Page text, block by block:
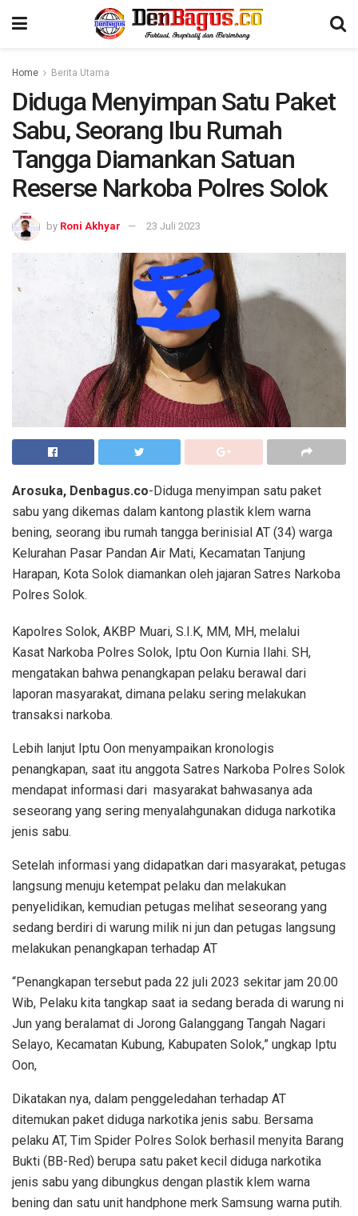
Home Berita Utama
Diduga Menyimpan Satu Paket
Sabu, Seorang Ibu Rumah
Tangga Diamankan Satuan
Reserse Narkoba Polres Solok
by Roni Akhyar 23 Juli 2023
Arosuka, Denbagus.co-Diduga menyimpan satu paket
sabu yang dikemas dalam kantong plastik klem warna
bening, seorang ibu rumah tangga berinisial AT (34) warga
Kelurahan Pasar Pandan Air Mati, Kecamatan Tanjung
Harapan, Kota Solok diamankan oleh jajaran Satres Narkoba
Polres Solok.
Kapolres Solok, AKBP Muari, S.I.K, MM, MH, melalui
Kasat Narkoba Polres Solok, Iptu Oon Kurnia Ilahi. SH,
mengatakan bahwa penangkapan pelaku berawal dari
laporan masyarakat, dimana pelaku sering melakukan
transaksi narkoba.
Lebih lanjut Iptu Oon menyampaikan kronologis
penangkapan, saat itu anggota Satres Narkoba Polres Solok
mendapat informasi dari masyarakat bahwasanya ada
seseorang yang sering menyalahgunakan diduga narkotika
jenis sabu.
Setelah informasi yang didapatkan dari masyarakat, petugas
langsung menuju ketempat pelaku dan melakukan
penyelidikan, kemudian petugas melihat seseorang yang
sedang berdiri di warung milik ni jun dan petugas langsung
melakukan penangkapan terhadap AT
“Penangkapan tersebut pada 22 juli 2023 sekitar jam 20.00
Wib, Pelaku kita tangkap saat ia sedang berada di warung ni
Jun yang beralamat di Jorong Galanggang Tangah Nagari
Selayo, Kecamatan Kubung, Kabupaten Solok,” ungkap Iptu
Oon,
Dikatakan nya, dalam penggeledahan terhadap AT
ditemukan paket diduga narkotika jenis sabu. Bersama
pelaku AT, Tim Spider Polres Solok berhasil menyita Barang
Bukti (BB-Red) berupa satu paket kecil diduga narkotika
jenis sabu yang dibungkus dengan plastik klem warna
bening dan satu unit handphone merk Samsung warna putih.